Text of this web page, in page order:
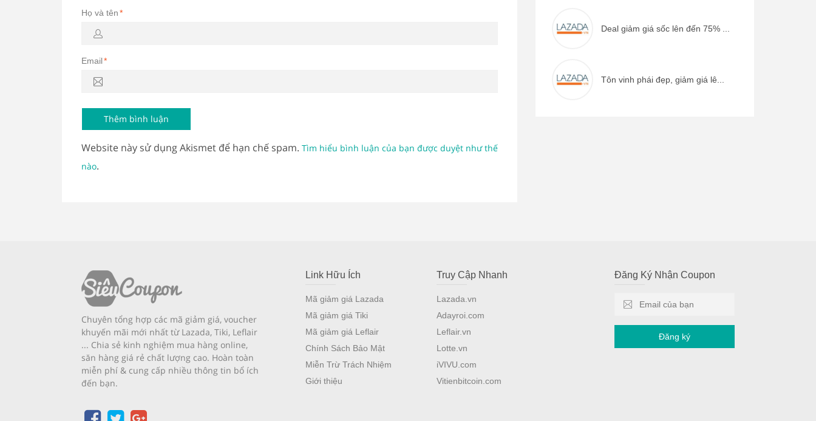
Họ và tên*
Email*
Website này sử dụng Akismet để hạn chế spam. Tìm hiểu bình luận của bạn được duyệt như thế
nào.
Deal giảm giá sốc lên đến 75% ...
Tôn vinh phái đẹp, giảm giá lê...
Chuyên tổng hợp các mã giảm giá, voucher
khuyến mãi mới nhất từ Lazada, Tiki, Leflair
... Chia sẻ kinh nghiệm mua hàng online,
săn hàng giá rẻ chất lượng cao. Hoàn toàn
miễn phí & cung cấp nhiều thông tin bổ ích
đến bạn.
Link Hữu Ích
Mã giảm giá Lazada
Mã giảm giá Tiki
Mã giảm giá Leflair
Chính Sách Bảo Mật
Miễn Trừ Trách Nhiệm
Giới thiệu
Truy Cập Nhanh
Lazada.vn
Adayroi.com
Leflair.vn
Lotte.vn
iVIVU.com
Vitienbitcoin.com
Đăng Ký Nhận Coupon
Đăng ký